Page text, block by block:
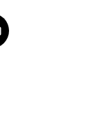
on Print